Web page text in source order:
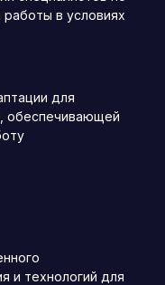
в условиях
для
обеспечивающей
и технологий для